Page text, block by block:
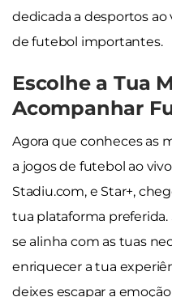
dedicada a desportos ao
de futebol importantes.
Escolhe a Tua
Acompanhar
Agora que conheces as
a jogos de futebol ao
Stadiu.com, e Star+,
tua plataforma
se alinha com as tuas
enriquecer a tua
deixes escapar a